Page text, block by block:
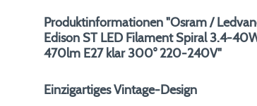
Produktinformationen "Osram /
Edison ST LED Filament Spiral 3.4-
470lm E27 klar 300° 220-240V"
Einzigartiges Vintage-Design